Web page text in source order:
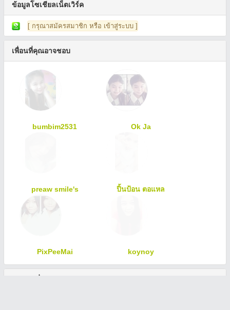
ข้อมูลโซเชียลเน็ตเวิร์ค
[ กรุณาสมัครสมาชิก หรือ เข้าสู่ระบบ ]
เพื่อนที่คุณอาจชอบ
bumbim2531 Ok Ja
preaw smile's ปิ้นป้อน ตอแหล
PixPeeMai koynoy